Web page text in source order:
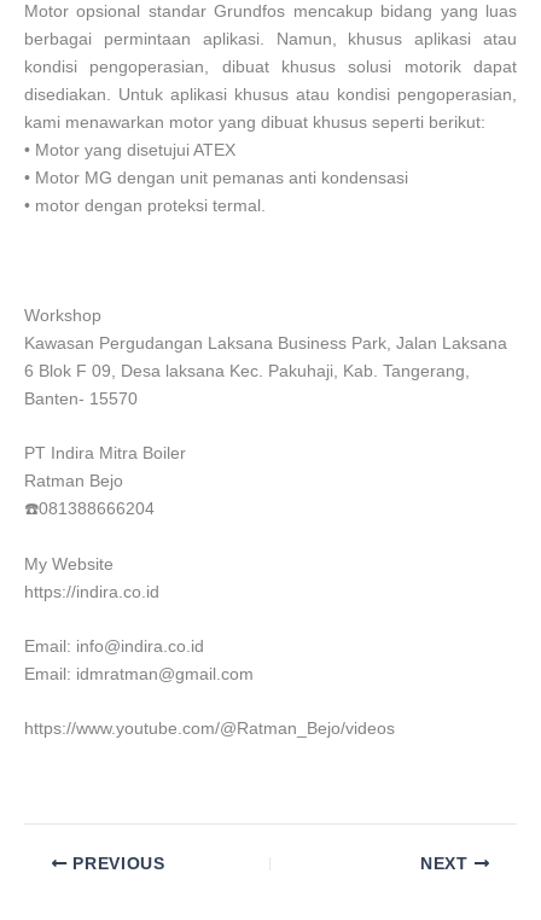
Motor opsional standar Grundfos mencakup bidang yang luas
berbagai permintaan aplikasi. Namun, khusus aplikasi atau
kondisi pengoperasian, dibuat khusus solusi motorik dapat
disediakan. Untuk aplikasi khusus atau kondisi pengoperasian,
kami menawarkan motor yang dibuat khusus seperti berikut:
• Motor yang disetujui ATEX
• Motor MG dengan unit pemanas anti kondensasi
• motor dengan proteksi termal.
Workshop
Kawasan Pergudangan Laksana Business Park, Jalan Laksana
6 Blok F 09, Desa laksana Kec. Pakuhaji, Kab. Tangerang,
Banten- 15570
PT Indira Mitra Boiler
Ratman Bejo
☎️081388666204
My Website
https://indira.co.id
Email: info@indira.co.id
Email: idmratman@gmail.com
https://www.youtube.com/@Ratman_Bejo/videos
PREVIOUS NEXT